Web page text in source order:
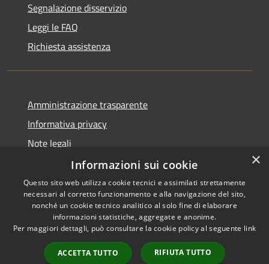
Segnalazione disservizio
Leggi le FAQ
Richiesta assistenza
Amministrazione trasparente
Informativa privacy
Note legali
Dichiarazione di accessibilità
RSS
Accessibilità
Copyright © 2026 • Comune di
Municipium•
Accesso
×
Informazioni sui cookie
Questo sito web utilizza cookie tecnici e assimilati strettamente
necessari al corretto funzionamento e alla navigazione del sito,
nonché un cookie tecnico analitico al solo fine di elaborare
informazioni statistiche, aggregate e anonime.
Per maggiori dettagli, può consultare la cookie policy al seguente link
ACCETTA TUTTO RIFIUTA TUTTO